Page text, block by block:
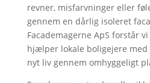
revner, misfarvninger eller
gennem en dårlig isoleret
Facademagerne ApS forstår
hjælper lokale boligejere med
nyt liv gennem omhyggeligt